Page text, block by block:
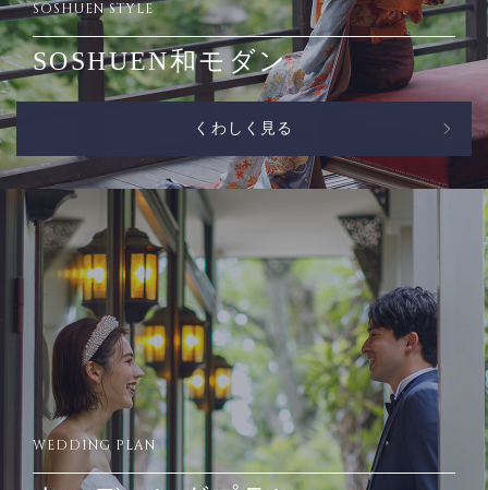
SOSHUEN STYLE
SOSHUEN和モダン
くわしく見る
WEDDING PLAN